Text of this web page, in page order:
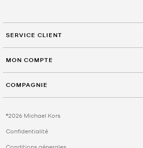
SERVICE CLIENT
MON COMPTE
COMPAGNIE
©2026 Michael Kors
Confidentialité
Conditions génerales